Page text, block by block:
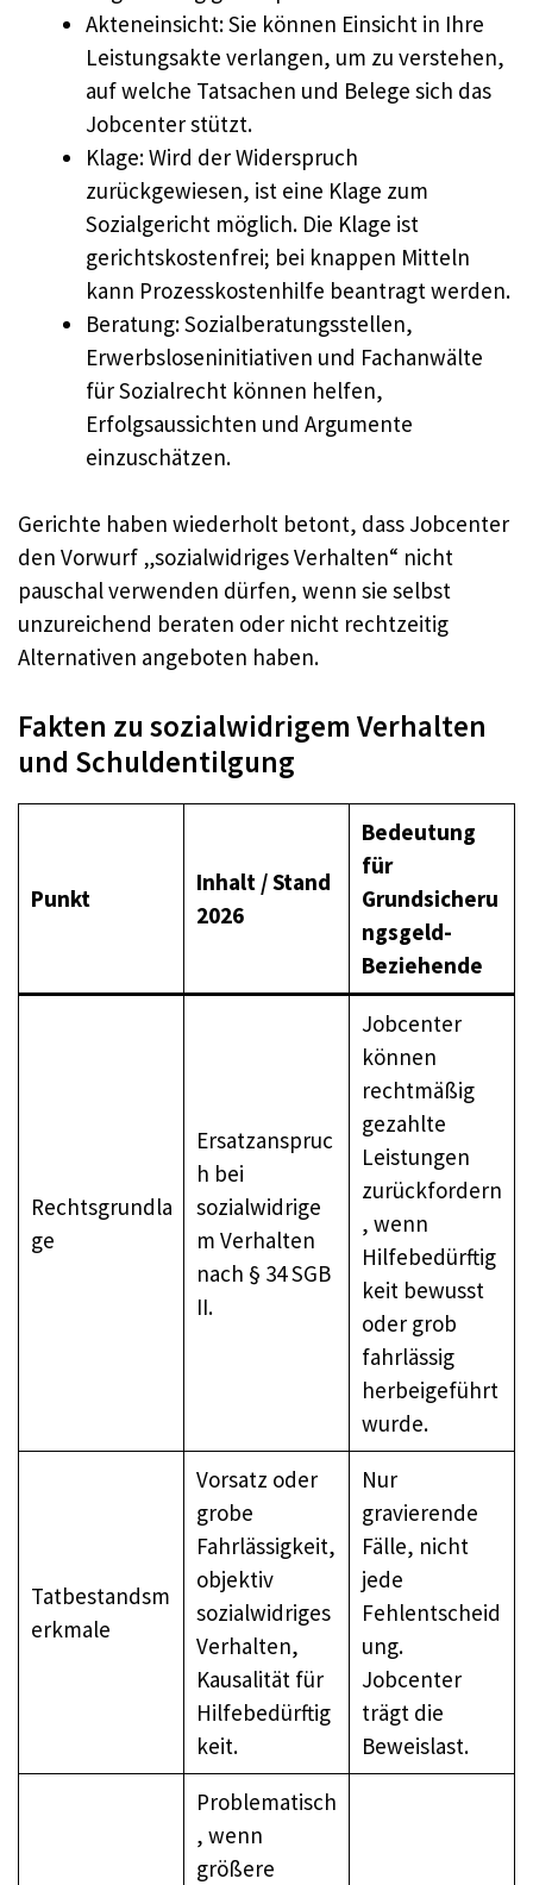
Akteneinsicht: Sie können Einsicht in Ihre
Leistungsakte verlangen, um zu verstehen,
auf welche Tatsachen und Belege sich das
Jobcenter stützt.
Klage: Wird der Widerspruch
zurückgewiesen, ist eine Klage zum
Sozialgericht möglich. Die Klage ist
gerichtskostenfrei; bei knappen Mitteln
kann Prozesskostenhilfe beantragt werden.
Beratung: Sozialberatungsstellen,
Erwerbsloseninitiativen und Fachanwälte
für Sozialrecht können helfen,
Erfolgsaussichten und Argumente
einzuschätzen.
Gerichte haben wiederholt betont, dass Jobcenter
den Vorwurf „sozialwidriges Verhalten“ nicht
pauschal verwenden dürfen, wenn sie selbst
unzureichend beraten oder nicht rechtzeitig
Alternativen angeboten haben.
Fakten zu sozialwidrigem Verhalten
und Schuldentilgung
Punkt
Inhalt / Stand
2026
Bedeutung
für
Grundsicheru
ngsgeld-
Beziehende
Rechtsgrundla
ge
Ersatzanspruc
h bei
sozialwidrige
m Verhalten
nach § 34 SGB
II.
Jobcenter
können
rechtmäßig
gezahlte
Leistungen
zurückfordern
, wenn
Hilfebedürftig
keit bewusst
oder grob
fahrlässig
herbeigeführt
wurde.
Tatbestandsm
erkmale
Vorsatz oder
grobe
Fahrlässigkeit,
objektiv
sozialwidriges
Verhalten,
Kausalität für
Hilfebedürftig
keit.
Nur
gravierende
Fälle, nicht
jede
Fehlentscheid
ung.
Jobcenter
trägt die
Beweislast.
Problematisch
, wenn
größere